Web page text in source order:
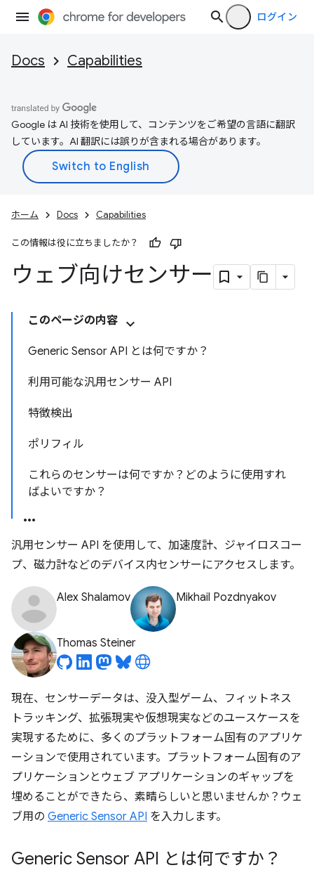
ログイン
Docs Capabilities
Google は AI 技術を使用して、コンテンツをご希望の言語に翻訳
しています。AI 翻訳には誤りが含まれる場合があります。
ホーム Docs Capabilities
この情報は役に立ちましたか？
ウェブ向けセンサー
このページの内容
Generic Sensor API とは何ですか？
利用可能な汎用センサー API
特徴検出
ポリフィル
これらのセンサーは何ですか？どのように使用すれ
ばよいですか？
汎用センサー API を使用して、加速度計、ジャイロスコー
プ、磁力計などのデバイス内センサーにアクセスします。
Alex Shalamov Mikhail Pozdnyakov
Thomas Steiner
現在、センサーデータは、没入型ゲーム、フィットネス
トラッキング、拡張現実や仮想現実などのユースケースを
実現するために、多くのプラットフォーム固有のアプリケ
ーションで使用されています。プラットフォーム固有のア
プリケーションとウェブ アプリケーションのギャップを
埋めることができたら、素晴らしいと思いませんか？ウェ
ブ用の Generic Sensor API を入力します。
Generic Sensor API とは何ですか？